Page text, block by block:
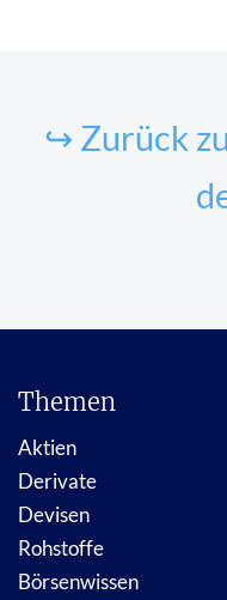
↪ Zurück
Themen
Aktien
Derivate
Devisen
Rohstoffe
Börsenwissen